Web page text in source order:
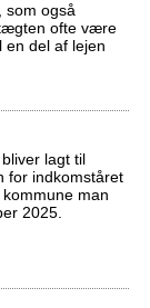
som også
ofte være
del af lejen
lagt til
for indkomståret
man
2025.